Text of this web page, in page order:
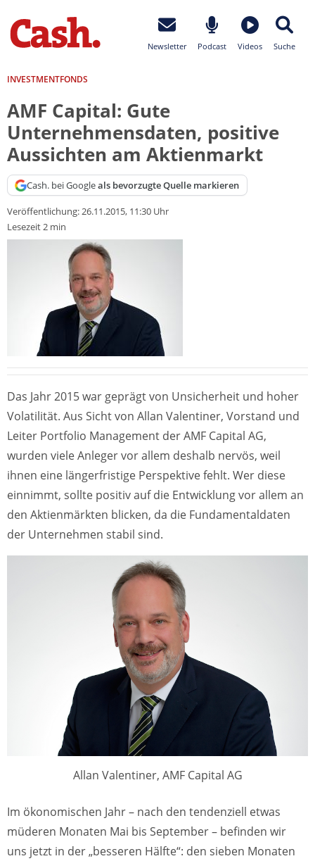
Newsletter Podcast Videos Suche
INVESTMENTFONDS
AMF Capital: Gute
Unternehmensdaten, positive
Aussichten am Aktienmarkt
Cash. bei Googleals bevorzugte Quelle markieren
Veröffentlichung:26.11.2015, 11:30 Uhr
Lesezeit 2 min
Das Jahr 2015 war geprägt von Unsicherheit und hoher
Volatilität. Aus Sicht von Allan Valentiner, Vorstand und
Leiter Portfolio Management der AMF Capital AG,
wurden viele Anleger vor allem deshalb nervös, weil
ihnen eine längerfristige Perspektive fehlt. Wer diese
einnimmt, sollte positiv auf die Entwicklung vor allem an
den Aktienmärkten blicken, da die Fundamentaldaten
der Unternehmen stabil sind.
Allan Valentiner, AMF Capital AG
Im ökonomischen Jahr – nach den tendenziell etwas
müderen Monaten Mai bis September – befinden wir
uns jetzt in der „besseren Hälfte“: den sieben Monaten